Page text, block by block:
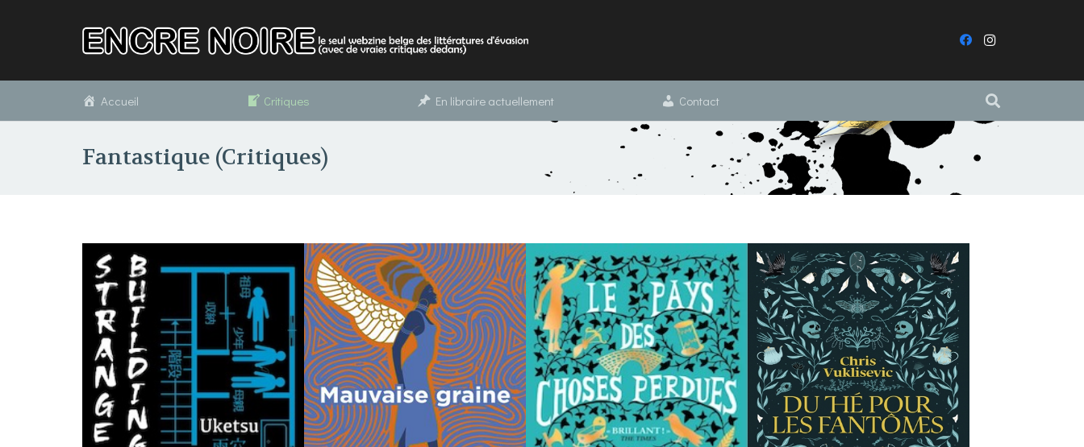
Accueil Critiques En libraire actuellement Contact
Fantastique (Critiques)